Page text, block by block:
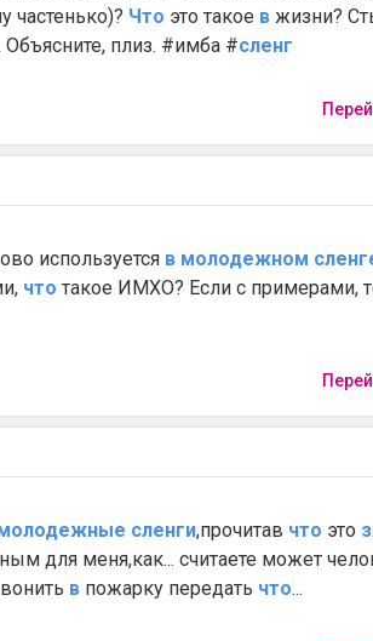
частенько)? Что это такое в жизни?
Объясните, плиз. #имба #сленг
используется в молодежном
что такое ИМХО? Если с примерами,
сленги,прочитав что это
для меня,как... считаете может
в пожарку передать что...